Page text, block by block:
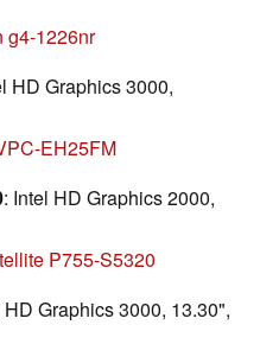
g4-1226nr
HD Graphics 3000,
EH25FM
: Intel HD Graphics 2000,
P755-S5320
HD Graphics 3000, 13.30",